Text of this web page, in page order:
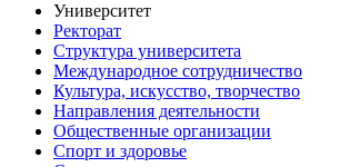
Университет
Ректорат
Структура университета
Международное сотрудничество
Культура, искусство, творчество
Направления деятельности
Общественные организации
Спорт и здоровье